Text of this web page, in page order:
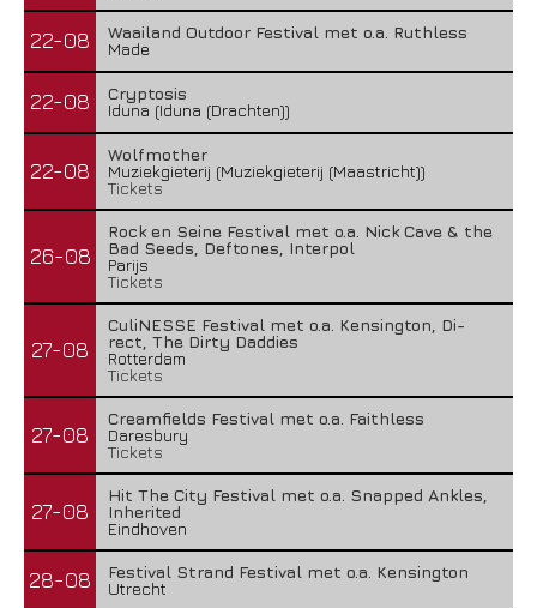
22-08
Waailand Outdoor Festival met o.a. Ruthless
Made
22-08
Cryptosis
Iduna (Iduna (Drachten))
22-08
Wolfmother
Muziekgieterij (Muziekgieterij (Maastricht))
Tickets
26-08
Rock en Seine Festival met o.a. Nick Cave & the
Bad Seeds, Deftones, Interpol
Parijs
Tickets
27-08
CuliNESSE Festival met o.a. Kensington, Di-
rect, The Dirty Daddies
Rotterdam
Tickets
27-08
Creamfields Festival met o.a. Faithless
Daresbury
Tickets
27-08
Hit The City Festival met o.a. Snapped Ankles,
Inherited
Eindhoven
28-08
Festival Strand Festival met o.a. Kensington
Utrecht